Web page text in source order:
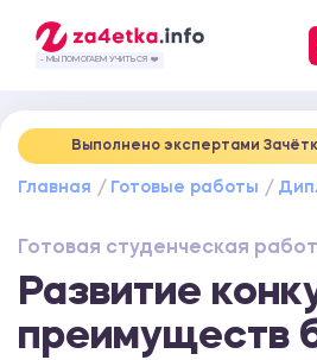
- МЫ ПОМОГАЕМ УЧИТЬСЯ ❤️
Выполнено экспертами
Главная Готовые работы
Готовая студенческая
Развитие
преимуществ